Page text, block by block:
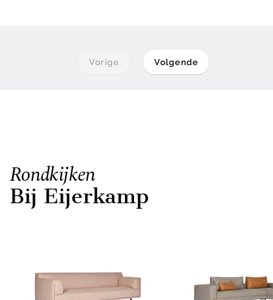
Vorige Volgende
Rondkijken
Bij Eijerkamp